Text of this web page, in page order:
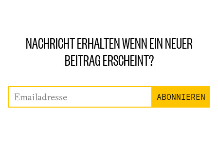
NACHRICHT ERHALTEN WENN EIN NEUER
BEITRAG ERSCHEINT?
Emailadresse
ABONNIEREN